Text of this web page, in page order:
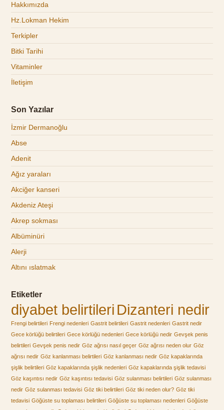
Hakkımızda
Hz.Lokman Hekim
Terkipler
Bitki Tarihi
Vitaminler
İletişim
Son Yazılar
İzmir Dermanoğlu
Abse
Adenit
Ağız yaraları
Akciğer kanseri
Akdeniz Ateşi
Akrep sokması
Albüminüri
Alerji
Altını ıslatmak
Etiketler
diyabet belirtileri Dizanteri nedir
Frengi belirtileri Frengi nedenleri Gastrit belirtileri Gastrit nedenleri Gastrit nedir
Gece körlüğü belirtileri Gece körlüğü nedenleri Gece körlüğü nedir Gevşek penis
belirtileri Gevşek penis nedir Göz ağrısı nasıl geçer Göz ağrısı neden olur Göz
ağrısı nedir Göz kanlanması belirtileri Göz kanlanması nedir Göz kapaklarında
şişlik belirtileri Göz kapaklarında şişlik nedenleri Göz kapaklarında şişlik tedavisi
Göz kaşıntısı nedir Göz kaşıntısı tedavisi Göz sulanması belirtileri Göz sulanması
nedir Göz sulanması tedavisi Göz tiki belirtileri Göz tiki neden olur? Göz tiki
tedavisi Göğüste su toplaması belirtileri Göğüste su toplaması nedenleri Göğüste